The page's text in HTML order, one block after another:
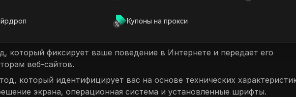
Купоны на прокси
методы для мониторинга ваших действий в Интернете, в том
данных, хранящиеся в вашем браузере, которые сохраняют ваши
для входа в систему.
который фиксирует ваше поведение в Интернете и передает его
веб-сайтов.
который идентифицирует вас на основе технических
экрана, операционная система и установленные шрифты.